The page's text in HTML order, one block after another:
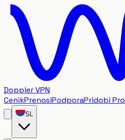
Doppler VPN
CenikPrenosiPodporaPridobi Pro
SL